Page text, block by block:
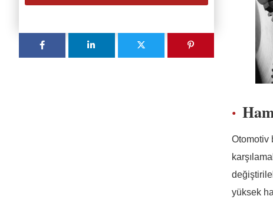
Otomotiv
yüksek